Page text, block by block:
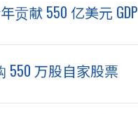
贡献 550 亿美元 GDP
550 万股自家股票